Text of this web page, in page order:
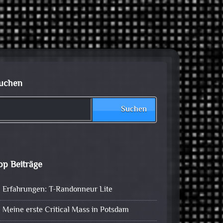
Suchen
Beiträge
Erfahrungen: T-Randonneur Lite
Meine erste Critical Mass in Potsdam